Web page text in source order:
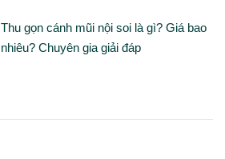
Thu gọn cánh mũi nội soi là gì? Giá bao
nhiêu? Chuyên gia giải đáp